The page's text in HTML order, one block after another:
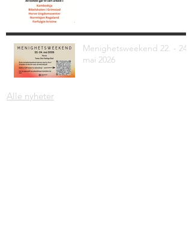
Menighetsweekend 22. - 24.
mai 2026
Alle nyheter